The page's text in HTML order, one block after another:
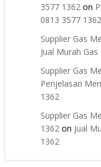
3577 1362 on
0813 3577 1362
Supplier Gas
Jual Murah
Supplier Gas
Penjelasan
1362
Supplier Gas
1362 on Jual
1362